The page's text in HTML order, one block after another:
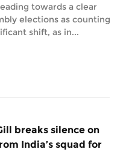
towards a clear
elections as counting
shift, as in...
breaks silence on
India’s squad for